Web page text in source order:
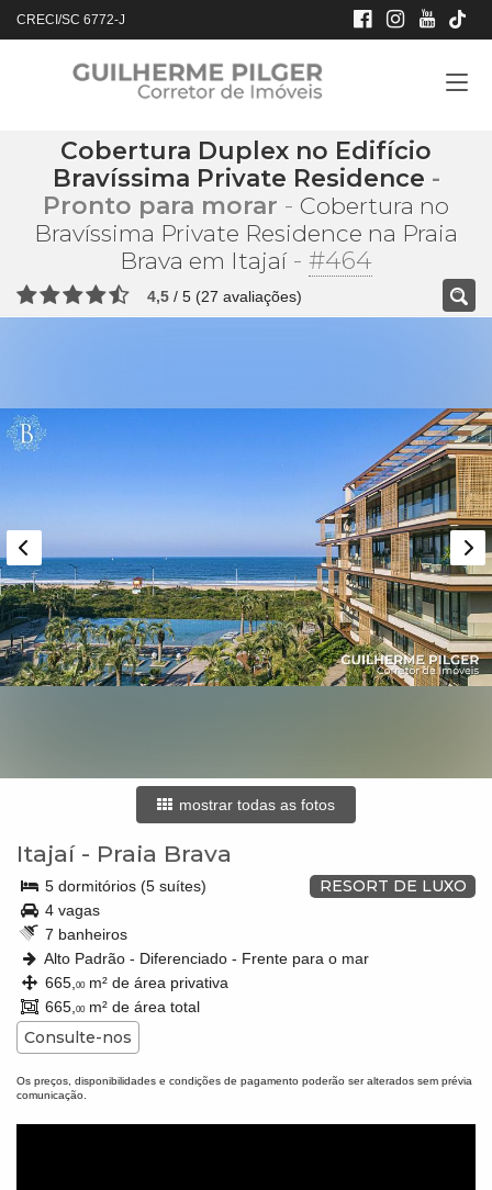
CRECI/SC 6772-J
Cobertura Duplex no Edifício
Bravíssima Private Residence -
Pronto para morar - Cobertura no
Bravíssima Private Residence na Praia
Brava em Itajaí- #464
4,5 / 5 (27 avaliações)
mostrar todas as fotos
Itajaí- Praia Brava
RESORT DE LUXO
5 dormitórios (5 suítes)
4 vagas
7 banheiros
Alto Padrão - Diferenciado - Frente para o mar
665, 00m² de área privativa
665, 00m² de área total
Consulte-nos
Os preços, disponibilidades e condições de pagamento poderão ser alterados sem prévia
comunicação.